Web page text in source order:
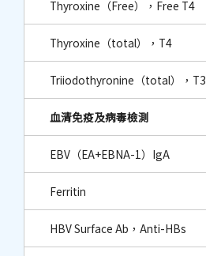
Thyroxine（Free），Free T4
Thyroxine（total），T4
Triiodothyronine（total），T3
血清免疫及病毒檢測
EBV（EA+EBNA-1）IgA
Ferritin
HBV Surface Ab，Anti-HBs